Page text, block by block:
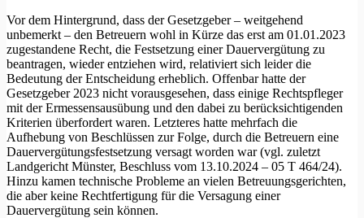
Vor dem Hintergrund, dass der Gesetzgeber – weitgehend
unbemerkt – den Betreuern wohl in Kürze das erst am 01.01.2023
zugestandene Recht, die Festsetzung einer Dauervergütung zu
beantragen, wieder entziehen wird, relativiert sich leider die
Bedeutung der Entscheidung erheblich. Offenbar hatte der
Gesetzgeber 2023 nicht vorausgesehen, dass einige Rechtspfleger
mit der Ermessensausübung und den dabei zu berücksichtigenden
Kriterien überfordert waren. Letzteres hatte mehrfach die
Aufhebung von Beschlüssen zur Folge, durch die Betreuern eine
Dauervergütungsfestsetzung versagt worden war (vgl. zuletzt
Landgericht Münster, Beschluss vom 13.10.2024 – 05 T 464/24).
Hinzu kamen technische Probleme an vielen Betreuungsgerichten,
die aber keine Rechtfertigung für die Versagung einer
Dauervergütung sein können.